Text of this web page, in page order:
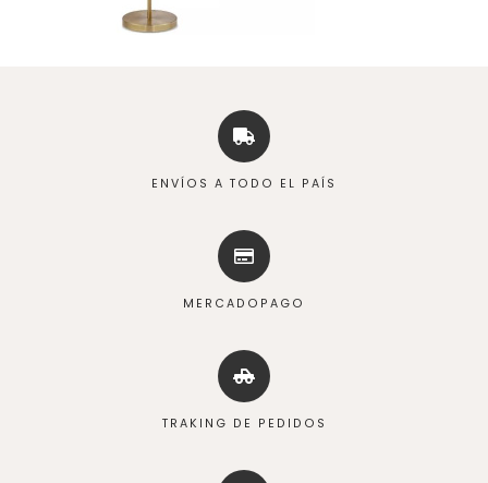
ENVÍOS A TODO EL PAÍS
MERCADOPAGO
TRAKING DE PEDIDOS